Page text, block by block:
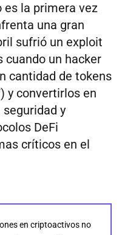
es la primera vez
una gran
sufrió un exploit
cuando un hacker
cantidad de tokens
y convertirlos en
y
DeFi
críticos en el
en criptoactivos no